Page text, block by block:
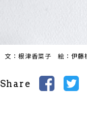
文：根津香菜子 絵：伊藤
Share